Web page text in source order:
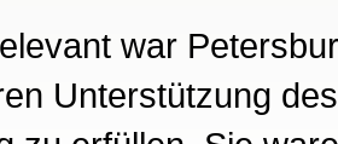
war
Unterstützung